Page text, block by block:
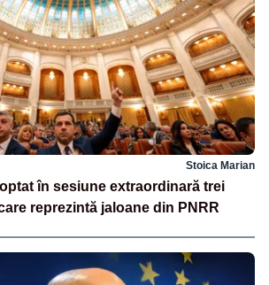
Stoica Marian
în sesiune extraordinară trei
reprezintă jaloane din PNRR